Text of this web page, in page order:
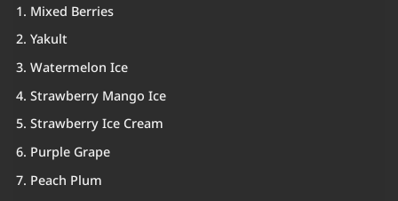
Mixed Berries
Yakult
Watermelon Ice
Strawberry Mango Ice
Strawberry Ice Cream
Purple Grape
Peach Plum